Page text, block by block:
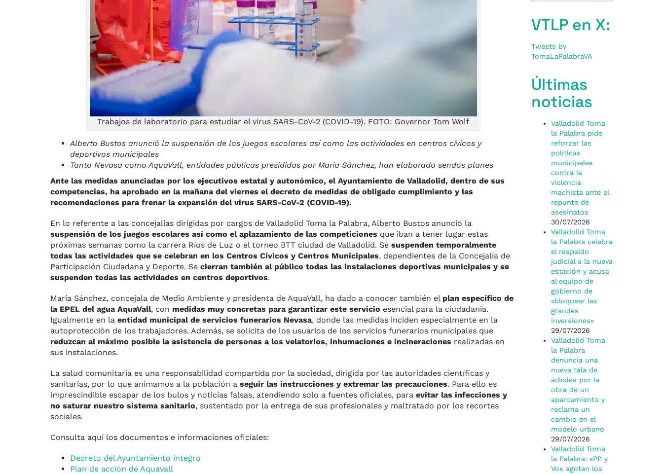
Trabajos de laboratorio para estudiar el virus SARS-CoV-2 (COVID-19). FOTO: Governor Tom Wolf
Alberto Bustos anunció la suspensión de los juegos escolares así como las actividades en centros cívicos y
deportivos municipales
Tanto Nevasa como AquaVall, entidades públicas presididas por María Sánchez, han elaborado sendos planes
Ante las medidas anunciadas por los ejecutivos estatal y autonómico, el Ayuntamiento de Valladolid, dentro de sus
competencias, ha aprobado en la mañana del viernes el decreto de medidas de obligado cumplimiento y las
recomendaciones para frenar la expansión del virus SARS-CoV-2 (COVID-19).
En lo referente a las concejalías dirigidas por cargos de Valladolid Toma la Palabra, Alberto Bustos anunció la
suspensión de los juegos escolares así como el aplazamiento de las competiciones que iban a tener lugar estas
próximas semanas como la carrera Ríos de Luz o el torneo BTT ciudad de Valladolid. Se suspenden temporalmente
todas las actividades que se celebran en los Centros Cívicos y Centros Municipales, dependientes de la Concejalía de
Participación Ciudadana y Deporte. Se cierran también al público todas las instalaciones deportivas municipales y se
suspenden todas las actividades en centros deportivos.
María Sánchez, concejala de Medio Ambiente y presidenta de AquaVall, ha dado a conocer también el plan específico de
la EPEL del agua AquaVall, con medidas muy concretas para garantizar este servicio esencial para la ciudadanía.
Igualmente en la entidad municipal de servicios funerarios Nevasa, donde las medidas inciden especialmente en la
autoprotección de los trabajadores. Además, se solicita de los usuarios de los servicios funerarios municipales que
reduzcan al máximo posible la asistencia de personas a los velatorios, inhumaciones e incineraciones realizadas en
sus instalaciones.
La salud comunitaria es una responsabilidad compartida por la sociedad, dirigida por las autoridades científicas y
sanitarias, por lo que animamos a la población a seguir las instrucciones y extremar las precauciones. Para ello es
imprescindible escapar de los bulos y noticias falsas, atendiendo solo a fuentes oficiales, para evitar las infecciones y
no saturar nuestro sistema sanitario, sustentado por la entrega de sus profesionales y maltratado por los recortes
sociales.
Consulta aquí los documentos e informaciones oficiales:
Decreto del Ayuntamiento íntegro
Plan de acción de Aquavall
VTLP en X:
Tweets by
TomaLaPalabraVA
Últimas
noticias
Valladolid Toma
la Palabra pide
reforzar las
políticas
municipales
contra la
violencia
machista ante el
repunte de
asesinatos
30/07/2026
Valladolid Toma
la Palabra celebra
el respaldo
judicial a la nueva
estación y acusa
al equipo de
gobierno de
«bloquear las
grandes
inversiones»
29/07/2026
Valladolid Toma
la Palabra
denuncia una
nueva tala de
árboles por la
obra de un
aparcamiento y
reclama un
cambio en el
modelo urbano
29/07/2026
Valladolid Toma
la Palabra: «PP y
Vox agotan los